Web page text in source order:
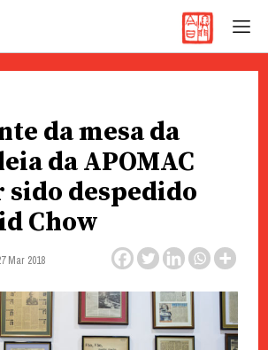
da mesa da
da APOMAC
sido despedido
Chow
Mar 2018